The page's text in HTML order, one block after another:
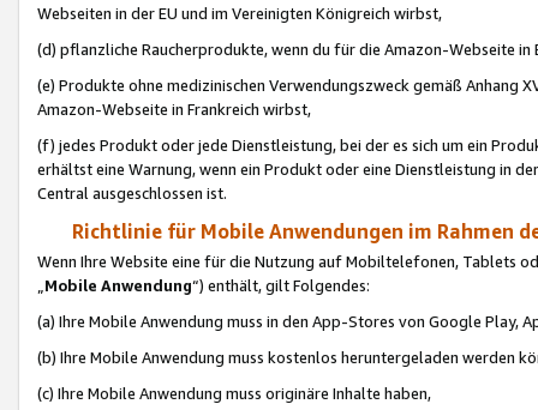
Webseiten in der EU und im Vereinigten Königreich wirbst,
(d) pflanzliche Raucherprodukte, wenn du für die Amazon-Webseite in
(e) Produkte ohne medizinischen Verwendungszweck gemäß Anhang
Amazon-Webseite in Frankreich wirbst,
(f) jedes Produkt oder jede Dienstleistung, bei der es sich um ein
erhältst eine Warnung, wenn ein Produkt oder eine Dienstleistung in
Central ausgeschlossen ist.
Richtlinie für Mobile Anwendungen im Rahmen
Wenn Ihre Website eine für die Nutzung auf Mobiltelefonen, Tablets
„Mobile Anwendung“) enthält, gilt Folgendes:
(a) Ihre Mobile Anwendung muss in den App-Stores von Google Play,
(b) Ihre Mobile Anwendung muss kostenlos heruntergeladen werden
(c) Ihre Mobile Anwendung muss originäre Inhalte haben,